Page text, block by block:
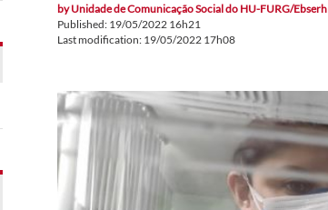
byUnidade de Comunicação Social do HU-FURG/Ebserh
Published: 19/05/2022 16h21
Last modification: 19/05/2022 17h08